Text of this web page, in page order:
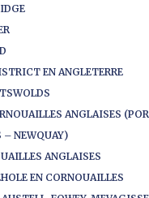
EN ANGLETERRE
ANGLAISES
– NEWQUAY)
ANGLAISES
EN CORNOUAILLES